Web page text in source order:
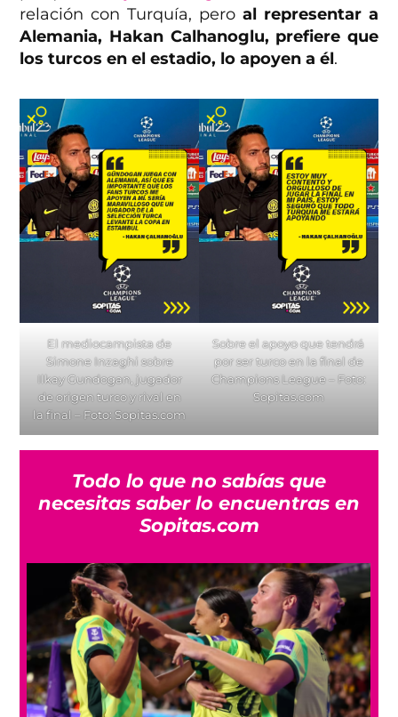
relación con Turquía, pero al representar a
Alemania, Hakan Calhanoglu, prefiere que
los turcos en el estadio, lo apoyen a él.
El mediocampista de
Simone Inzaghi sobre
Ilkay Gundogan, jugador
de origen turco y rival en
la final – Foto: Sopitas.com
Sobre el apoyo que tendrá
por ser turco en la final de
Champions League – Foto:
Sopitas.com
Todo lo que no sabías que
necesitas saber lo encuentras en
Sopitas.com